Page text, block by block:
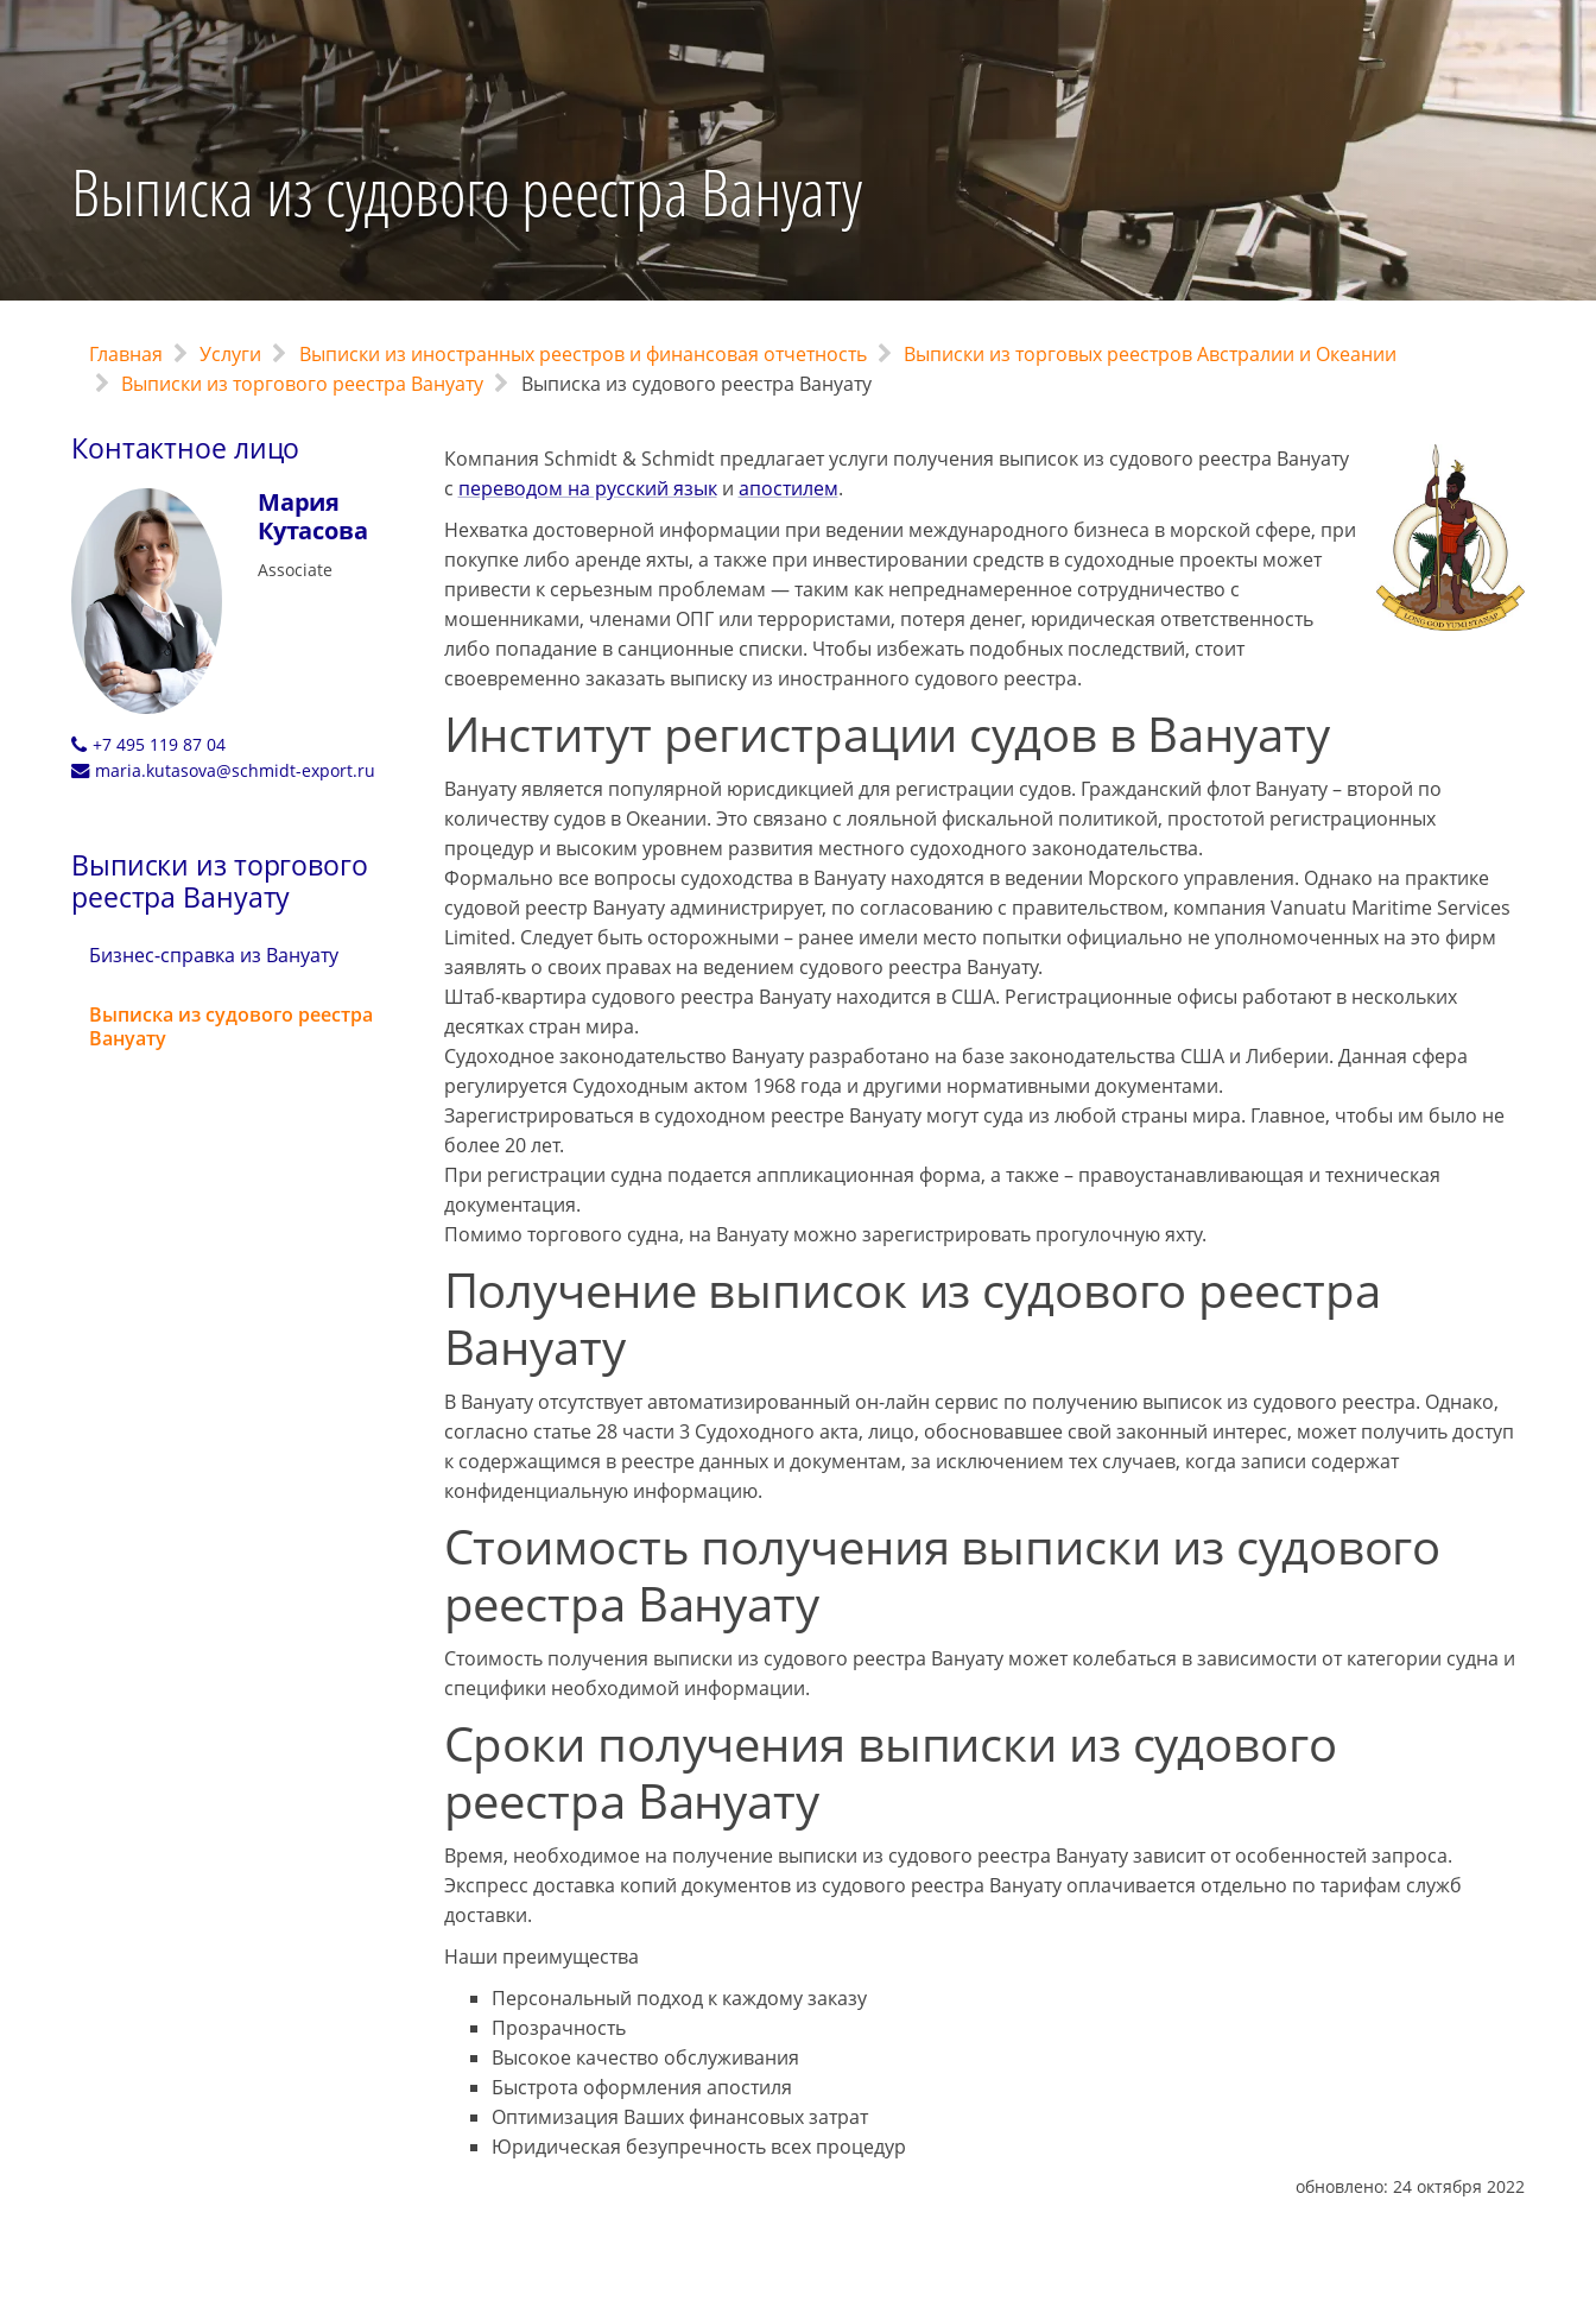
Выписка из судового реестра Вануату
Главная Услуги Выписки из иностранных реестров и финансовая отчетность
Выписки из торговых реестров Австралии и Океании
Выписки из торгового реестра Вануату
Выписка из судового реестра Вануату
Контактное лицо
Мария
Кутасова
Associate
+7 495 119 87 04
maria.kutasova@schmidt-export.ru
Выписки из торгового
реестра Вануату
Бизнес-справка из Вануату
Выписка из судового реестра
Вануату
Компания Schmidt & Schmidt предлагает услуги получения выписок из судового реестра Вануату
с переводом на русский языки апостилем.
Нехватка достоверной информации при ведении международного бизнеса в морской сфере, при
покупке либо аренде яхты, а также при инвестировании средств в судоходные проекты может
привести к серьезным проблемам — таким как непреднамеренное сотрудничество с
мошенниками, членами ОПГ или террористами, потеря денег, юридическая ответственность
либо попадание в санционные списки. Чтобы избежать подобных последствий, стоит
своевременно заказать выписку из иностранного судового реестра.
Институт регистрации судов в Вануату
Вануату является популярной юрисдикцией для регистрации судов. Гражданский флот Вануату – второй по
количеству судов в Океании. Это связано с лояльной фискальной политикой, простотой регистрационных
процедур и высоким уровнем развития местного судоходного законодательства.
Формально все вопросы судоходства в Вануату находятся в ведении Морского управления. Однако на практике
судовой реестр Вануату администрирует, по согласованию с правительством, компания Vanuatu Maritime Services
Limited. Следует быть осторожными – ранее имели место попытки официально не уполномоченных на это фирм
заявлять о своих правах на ведением судового реестра Вануату.
Штаб-квартира судового реестра Вануату находится в США. Регистрационные офисы работают в нескольких
десятках стран мира.
Судоходное законодательство Вануату разработано на базе законодательства США и Либерии. Данная сфера
регулируется Судоходным актом 1968 года и другими нормативными документами.
Зарегистрироваться в судоходном реестре Вануату могут суда из любой страны мира. Главное, чтобы им было не
более 20 лет.
При регистрации судна подается аппликационная форма, а также – правоустанавливающая и техническая
документация.
Помимо торгового судна, на Вануату можно зарегистрировать прогулочную яхту.
Получение выписок из судового реестра
Вануату
В Вануату отсутствует автоматизированный он-лайн сервис по получению выписок из судового реестра. Однако,
согласно статье 28 части 3 Судоходного акта, лицо, обосновавшее свой законный интерес, может получить доступ
к содержащимся в реестре данных и документам, за исключением тех случаев, когда записи содержат
конфиденциальную информацию.
Стоимость получения выписки из судового
реестра Вануату
Стоимость получения выписки из судового реестра Вануату может колебаться в зависимости от категории судна и
специфики необходимой информации.
Сроки получения выписки из судового
реестра Вануату
Время, необходимое на получение выписки из судового реестра Вануату зависит от особенностей запроса.
Экспресс доставка копий документов из судового реестра Вануату оплачивается отдельно по тарифам служб
доставки.
Наши преимущества
Персональный подход к каждому заказу
Прозрачность
Высокое качество обслуживания
Быстрота оформления апостиля
Оптимизация Ваших финансовых затрат
Юридическая безупречность всех процедур
обновлено: 24 октября 2022